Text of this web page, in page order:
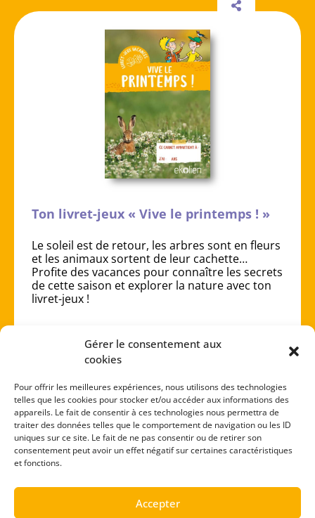
Gérer le consentement aux
cookies
Pour offrir les meilleures expériences, nous utilisons des technologies
telles que les cookies pour stocker et/ou accéder aux informations des
appareils. Le fait de consentir à ces technologies nous permettra de
traiter des données telles que le comportement de navigation ou les ID
uniques sur ce site. Le fait de ne pas consentir ou de retirer son
consentement peut avoir un effet négatif sur certaines caractéristiques
et fonctions.
Accepter
Ton livret-jeux « Vive le printemps ! »
Le soleil est de retour, les arbres sont en fleurs
et les animaux sortent de leur cachette…
Profite des vacances pour connaître les secrets
de cette saison et explorer la nature avec ton
livret-jeux !
Feuillette Télécharge
1 2 3